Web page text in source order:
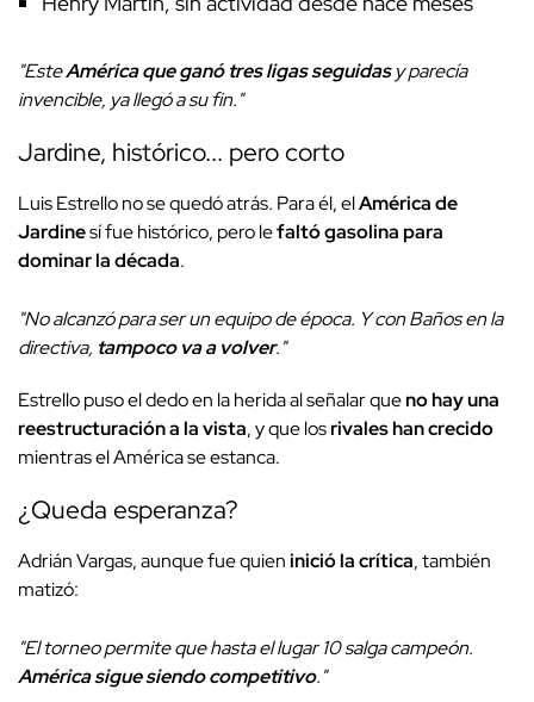
"EsteAmérica que ganó tres ligas seguidasy parecía
invencible, ya llegó a su fin."
Jardine, histórico... pero corto
Luis Estrello no se quedó atrás. Para él, elAmérica de
Jardinesí fue histórico, pero lefaltó gasolina para
dominar la década.
"No alcanzó para ser un equipo de época. Y con Baños en la
directiva, tampoco va a volver."
Estrello puso el dedo en la herida al señalar queno hay una
reestructuración a la vista, y que losrivales han crecido
mientras el América se estanca.
¿Queda esperanza?
Adrián Vargas, aunque fue quieninició la crítica, también
matizó:
"El torneo permite que hasta el lugar 10 salga campeón.
América sigue siendo competitivo."